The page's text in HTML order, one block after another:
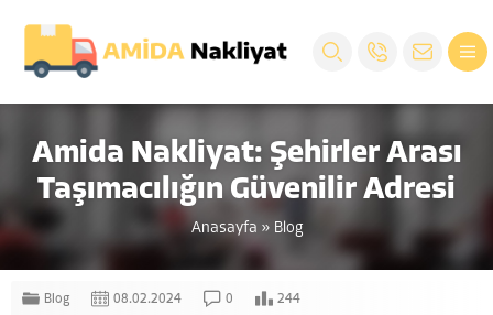
Amida Nakliyat: Şehirler Arası
Taşımacılığın Güvenilir Adresi
Anasayfa » Blog
Blog 08.02.2024 0 244